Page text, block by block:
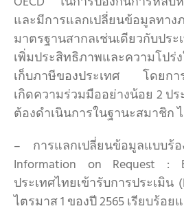
และมีการแลกเปลี่ยนข้อมูลทาง
มาตรฐานสากลเช่นเดียวกับป
เพิ่มประสิทธิภาพและความโป
เก็บภาษีของประเทศ โดยกา
เกิดความร่วมมืออย่างน้อย 2 ป
ต้องดำเนินการในฐานะสมาชิก
– การแลกเปลี่ยนข้อมูลแบบร้
Information on Request :
ประเทศไทยเข้ารับการประเมิน
ไตรมาส 1 ของปี 2565 เรียบร้อย